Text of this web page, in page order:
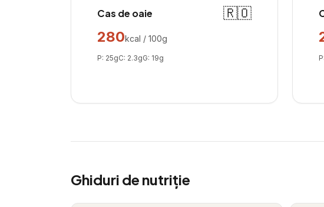
Cas de oaie
🇷🇴
280kcal / 100g
P: 25gC: 2.3gG: 19g P:
Ghiduri de nutriție